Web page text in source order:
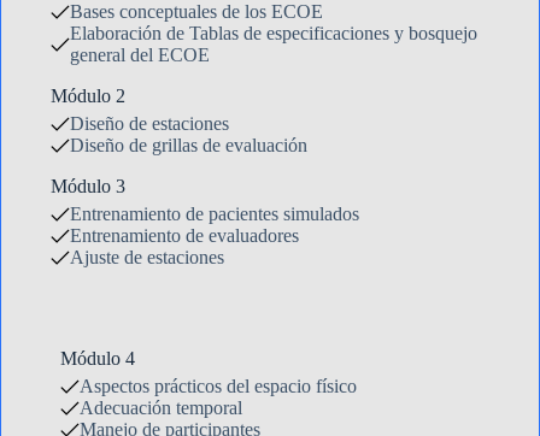
Bases conceptuales de los ECOE
Elaboración de Tablas de especificaciones y bosquejo
general del ECOE
Módulo 2
Diseño de estaciones
Diseño de grillas de evaluación
Módulo 3
Entrenamiento de pacientes simulados
Entrenamiento de evaluadores
Ajuste de estaciones
Módulo 4
Aspectos prácticos del espacio físico
Adecuación temporal
Manejo de participantes